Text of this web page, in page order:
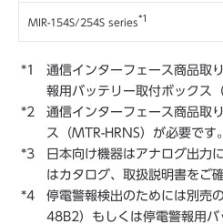
MIR-154S/254S series*1
通信インターフェース商品取
報用バッテリー取付ボックス
通信インターフェース商品取
ス（MTR-HRNS）が必要です。
日本向け機器はアナログ出力
はカタログ、取扱説明書をご
停電警報検出のためには別売
48B2）もしくは停電警報用バ